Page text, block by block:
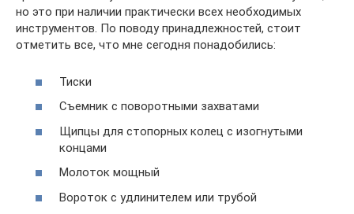
но это при наличии практически всех необходимых
инструментов. По поводу принадлежностей, стоит
отметить все, что мне сегодня понадобились:
Тиски
Съемник с поворотными захватами
Щипцы для стопорных колец с изогнутыми
концами
Молоток мощный
Вороток с удлинителем или трубой